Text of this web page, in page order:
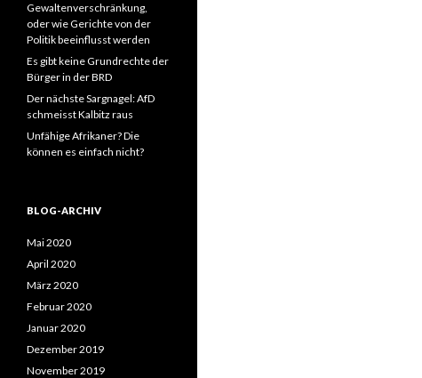
Gewaltenverschränkung,
oder wie Gerichte von der
Politik beeinflusst werden
Es gibt keine Grundrechte der
Bürger in der BRD
Der nächste Sargnagel: AfD
schmeisst Kalbitz raus
Unfähige Afrikaner? Die
können es einfach nicht?
BLOG-ARCHIV
Mai 2020
April 2020
März 2020
Februar 2020
Januar 2020
Dezember 2019
November 2019